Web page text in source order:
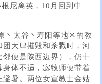
尼离英，10月回到中
丶太谷丶寿阳等地区的教
团大肆摧毁和杀戮时，河
邻便是陕西边界），仍十
身体不适，宓牧师便带着
避暑。两位女宣教士金姑